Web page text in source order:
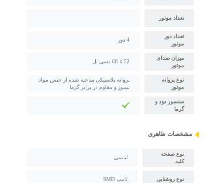
تعداد موتور
تعداد دور
موتور
4 دور
میزان صدای
موتور
52 تا 68 دسی بل
نوع پروانه
موتور
پروانه پلاستیکی ساخته شده از جنس مواد
نسوز و مقاوم در برابر گرما
سنسور دود و
گرما
مشخصات ظاهری
نوع صفحه
کلید
لمسی
نوع روشنایی لامپ SMD